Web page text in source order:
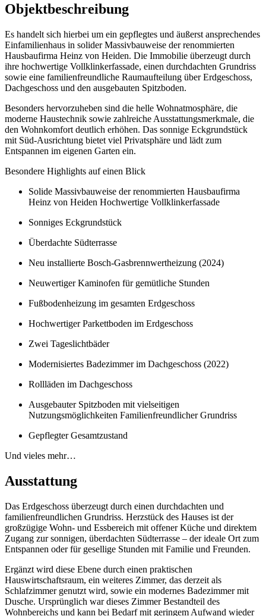
Objektbeschreibung
Es handelt sich hierbei um ein gepflegtes und äußerst ansprechendes
Einfamilienhaus in solider Massivbauweise der renommierten
Hausbaufirma Heinz von Heiden. Die Immobilie überzeugt durch
ihre hochwertige Vollklinkerfassade, einen durchdachten Grundriss
sowie eine familienfreundliche Raumaufteilung über Erdgeschoss,
Dachgeschoss und den ausgebauten Spitzboden.
Besonders hervorzuheben sind die helle Wohnatmosphäre, die
moderne Haustechnik sowie zahlreiche Ausstattungsmerkmale, die
den Wohnkomfort deutlich erhöhen. Das sonnige Eckgrundstück
mit Süd-Ausrichtung bietet viel Privatsphäre und lädt zum
Entspannen im eigenen Garten ein.
Besondere Highlights auf einen Blick
Solide Massivbauweise der renommierten Hausbaufirma
Heinz von Heiden Hochwertige Vollklinkerfassade
Sonniges Eckgrundstück
Überdachte Südterrasse
Neu installierte Bosch-Gasbrennwertheizung (2024)
Neuwertiger Kaminofen für gemütliche Stunden
Fußbodenheizung im gesamten Erdgeschoss
Hochwertiger Parkettboden im Erdgeschoss
Zwei Tageslichtbäder
Modernisiertes Badezimmer im Dachgeschoss (2022)
Rollläden im Dachgeschoss
Ausgebauter Spitzboden mit vielseitigen
Nutzungsmöglichkeiten Familienfreundlicher Grundriss
Gepflegter Gesamtzustand
Und vieles mehr…
Ausstattung
Das Erdgeschoss überzeugt durch einen durchdachten und
familienfreundlichen Grundriss. Herzstück des Hauses ist der
großzügige Wohn- und Essbereich mit offener Küche und direktem
Zugang zur sonnigen, überdachten Südterrasse – der ideale Ort zum
Entspannen oder für gesellige Stunden mit Familie und Freunden.
Ergänzt wird diese Ebene durch einen praktischen
Hauswirtschaftsraum, ein weiteres Zimmer, das derzeit als
Schlafzimmer genutzt wird, sowie ein modernes Badezimmer mit
Dusche. Ursprünglich war dieses Zimmer Bestandteil des
Wohnbereichs und kann bei Bedarf mit geringem Aufwand wieder